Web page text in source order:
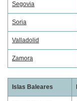
Segovia
Soria
Valladolid
Zamora
Islas Baleares